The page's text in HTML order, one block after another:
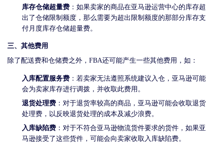
库存仓储超量费 ：如果卖家的商品在亚马逊运营中心的库存超
出了仓储限制额度，那么需要为超出限制额度的那部分库存支
付月度库存仓储超量费。
三、其他费用
除了配送费和仓储费之外，FBA还可能产生一些其他费用，如：
入库配置服务费 ：若卖家无法遵照系统建议入仓，亚马逊可能
会为卖家库存进行调拨，并收取此费用。
退货处理费 ：对于退货率较高的商品，亚马逊可能会收取退货
处理费，以反映退货处理的成本及减少浪费。
入库缺陷费 ：对于不符合亚马逊物流货件要求的货件，如果亚
马逊接受了这些货件，可能会向卖家收取入库缺陷费。